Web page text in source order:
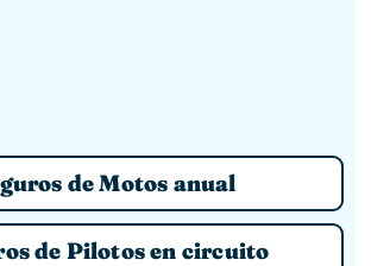
de Motos anual
de Pilotos en circuito